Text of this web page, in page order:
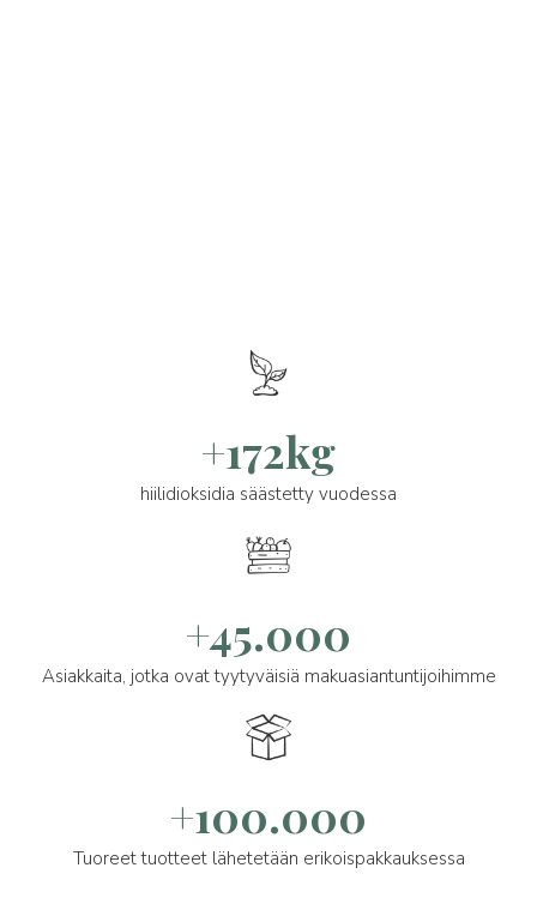
+172kg
hiilidioksidia säästetty vuodessa
+45.000
Asiakkaita, jotka ovat tyytyväisiä makuasiantuntijoihimme
+100.000
Tuoreet tuotteet lähetetään erikoispakkauksessa